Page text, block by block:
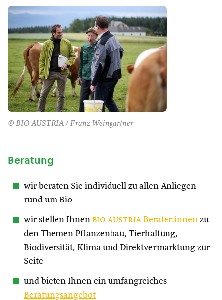
© BIO AUSTRIA / Franz Weingartner
Beratung
wir beraten Sie individuell zu allen Anliegen
rund um Bio
wir stellen Ihnen bio austria Berater:innen zu
den Themen Pflanzenbau, Tierhaltung,
Biodiversität, Klima und Direktvermarktung zur
Seite
und bieten Ihnen ein umfangreiches
Beratungsangebot